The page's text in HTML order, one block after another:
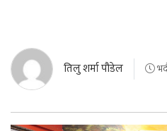
तिलु शर्मा पौडेल